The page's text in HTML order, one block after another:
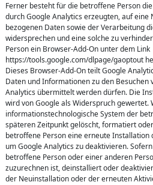
Ferner besteht für die betroffene Person
durch Google Analytics erzeugten, auf
bezogenen Daten sowie der Verarbeitung
widersprechen und eine solche zu
Person ein Browser-Add-On unter dem Link
https://tools.google.com/dlpage/gaoptout
Dieses Browser-Add-On teilt Google
Daten und Informationen zu den Besuchen
Analytics übermittelt werden dürfen. Die
wird von Google als Widerspruch gewertet.
informationstechnologische System der
späteren Zeitpunkt gelöscht, formatiert
betroffene Person eine erneute Installation
um Google Analytics zu deaktivieren.
betroffene Person oder einer anderen
zuzurechnen ist, deinstalliert oder
der Neuinstallation oder der erneuten